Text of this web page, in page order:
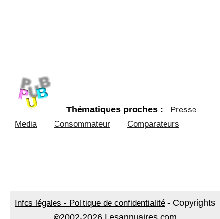
Thématiques proches :
Presse
Media
Consommateur Comparateurs
Infos légales - Politique de confidentialité - Copyrights